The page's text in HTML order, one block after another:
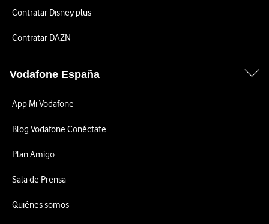
Contratar Disney plus
Contratar DAZN
Vodafone España
App Mi Vodafone
Blog Vodafone Conéctate
Plan Amigo
Sala de Prensa
Quiénes somos